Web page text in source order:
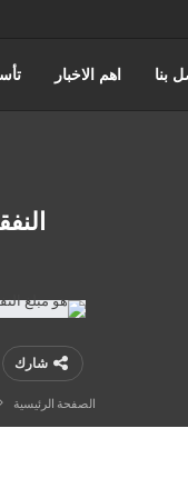
بنا اهم الاخبار
اختصاصات مؤسسة
شارك
الصفحة الرئيسية